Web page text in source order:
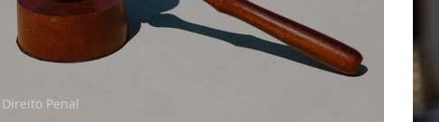
Direito Penal